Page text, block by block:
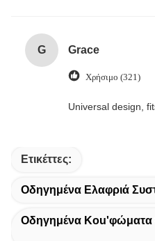
G Grace
Χρήσιμο (321)
Universal design,
Ετικέττες:
Οδηγημένα Ελαφριά
Οδηγημένα Κοu'φώματα